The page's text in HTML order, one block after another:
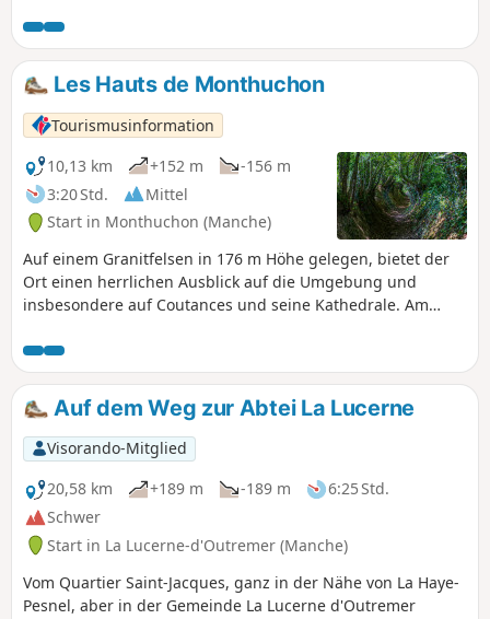
den Ärmelkanal. Der Rückweg verläuft
weiter im Landesinneren und bietet bei
heißem Wetter willkommenen Schatten.
Les Hauts de Monthuchon
Tourismusinformation
10,13 km
+152 m
-156 m
3:20 Std.
Mittel
Start in Monthuchon (Manche)
Auf einem Granitfelsen in 176 m Höhe gelegen, bietet der
Ort einen herrlichen Ausblick auf die Umgebung und
insbesondere auf Coutances und seine Kathedrale. Am
erkennen.
Auf dem Weg zur Abtei La Lucerne
Visorando-Mitglied
20,58 km
+189 m -189 m
6:25 Std.
Schwer
Start in La Lucerne-d'Outremer (Manche)
Vom Quartier Saint-Jacques, ganz in der Nähe von La Haye-
Pesnel, aber in der Gemeinde La Lucerne d'Outremer